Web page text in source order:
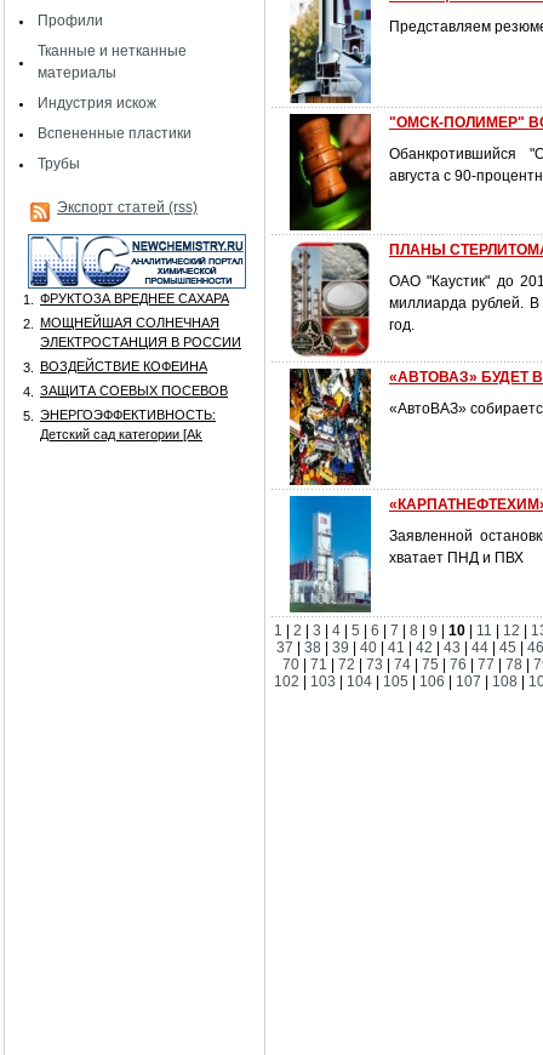
Профили
Тканные и нетканные
материалы
Индустрия искож
Вспененные пластики
Трубы
Экспорт статей (rss)
1.
ФРУКТОЗА ВРЕДНЕЕ САХАРА
2.
МОЩНЕЙШАЯ СОЛНЕЧНАЯ
ЭЛЕКТРОСТАНЦИЯ В РОССИИ
3.
ВОЗДЕЙСТВИЕ КОФЕИНА
4.
ЗАЩИТА СОЕВЫХ ПОСЕВОВ
5.
ЭНЕРГОЭФФЕКТИВНОСТЬ:
Детский сад категории [Аk
Представляем
"ОМСК-ПОЛИМЕР"
Обанкротившийся
августа с 90-
ПЛАНЫ
ОАО "Каустик" до
миллиарда рублей. В
год.
«АВТОВАЗ» БУДЕТ
«АвтоВАЗ»
Заявленной
хватает ПНД и ПВХ
1 2 3 4 5 6 7 8 9 10 11 12
37
|38 |39 |40 |41 |42 |43 |44 |45 |
70
71 72 73 74 75 76 77 78
102
103 104 105 106 107 108